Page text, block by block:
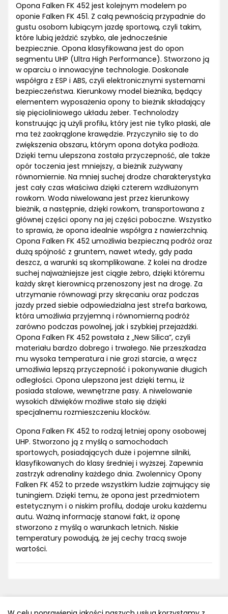
Opona Falken FK 452 jest kolejnym modelem po
oponie Falken FK 451. Z całą pewnością przypadnie do
gustu osobom lubiącym jazdę sportową, czyli takim,
które lubią jeździć szybko, ale jednocześnie
bezpiecznie. Opona klasyfikowana jest do opon
segmentu UHP (Ultra High Performance). Stworzono ją
w oparciu o innowacyjne technologie. Doskonale
współgra z ESP i ABS, czyli elektronicznymi systemami
bezpieczeństwa. Kierunkowy model bieżnika, będący
elementem wyposażenia opony to bieżnik składający
się pięcioliniowego układu żeber. Technolodzy
konstruując ją użyli profilu, który jest nie tylko płaski, ale
ma też zaokrąglone krawędzie. Przyczyniło się to do
zwiększenia obszaru, którym opona dotyka podłoża.
Dzięki temu ulepszona została przyczepność, ale także
opór toczenia jest mniejszy, a bieżnik zużywany
równomiernie. Na mniej suchej drodze charakterystyka
jest cały czas właściwa dzięki czterem wzdłużonym
rowkom. Woda niwelowana jest przez kierunkowy
bieżnik, a następnie, dzięki rowkom, transportowana z
głównej części opony na jej części poboczne. Wszystko
to sprawia, że opona idealnie współgra z nawierzchnią.
Opona Falken FK 452 umożliwia bezpieczną podróż oraz
dużą spójność z gruntem, nawet wtedy, gdy pada
deszcz, a warunki są skomplikowane. Z kolei na drodze
suchej najważniejsze jest ciągłe żebro, dzięki któremu
każdy skręt kierownicą przenoszony jest na drogę. Za
utrzymanie równowagi przy skręcaniu oraz podczas
jazdy przed siebie odpowiedzialna jest strefa barkowa,
która umożliwia przyjemną i równomierną podróż
zarówno podczas powolnej, jak i szybkiej przejażdżki.
Opona Falken FK 452 powstała z „New Silica”, czyli
materiału bardzo dobrego i trwałego. Nie przeszkadza
mu wysoka temperatura i nie grozi starcie, a wręcz
umożliwia lepszą przyczepność i pokonywanie długich
odległości. Opona ulepszona jest dzięki temu, iż
posiada stalowe, wewnętrzne pasy. A niwelowanie
wysokich dźwięków możliwe stało się dzięki
specjalnemu rozmieszczeniu klocków.
Opona Falken FK 452 to rodzaj letniej opony osobowej
UHP. Stworzono ją z myślą o samochodach
sportowych, posiadających duże i pojemne silniki,
klasyfikowanych do klasy średniej i wyższej. Zapewnia
zastrzyk adrenaliny każdego dnia. Zwolennicy Opony
Falken FK 452 to przede wszystkim ludzie zajmujący się
tuningiem. Dzięki temu, że opona jest przedmiotem
estetycznym i o niskim profilu, dodaje uroku każdemu
autu. Ważną informację stanowi fakt, iż oponę
stworzono z myślą o warunkach letnich. Niskie
temperatury powodują, że jej cechy tracą swoje
wartości.